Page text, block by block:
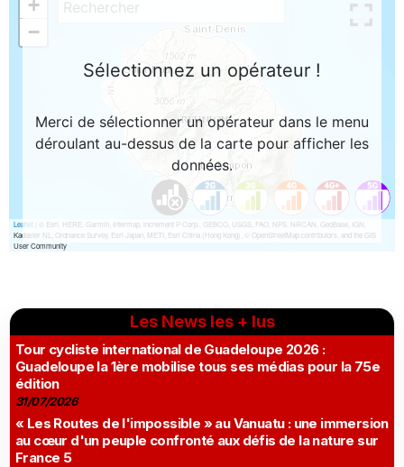
Les News les + lus
Tour cycliste international de Guadeloupe 2026 :
Guadeloupe la 1ère mobilise tous ses médias pour la 75e
édition
31/07/2026
« Les Routes de l'impossible » au Vanuatu : une immersion
au cœur d'un peuple confronté aux défis de la nature sur
France 5